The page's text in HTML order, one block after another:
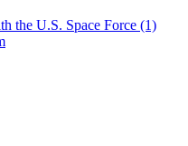
the U.S. Space Force (1)